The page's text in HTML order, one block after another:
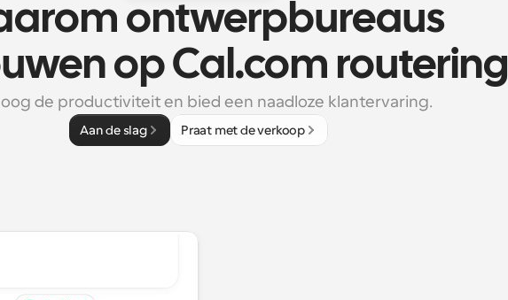
ontwerpbureaus
op Cal.com routering
de productiviteit en bied een naadloze klantervaring.
Aan de slag Praat met de verkoop